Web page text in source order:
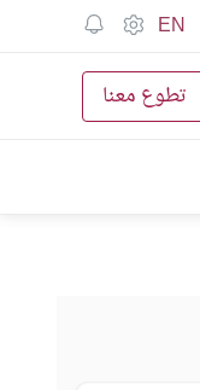
EN
تطوع معنا